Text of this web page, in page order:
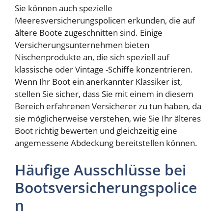
Sie können auch spezielle
Meeresversicherungspolicen erkunden, die auf
ältere Boote zugeschnitten sind. Einige
Versicherungsunternehmen bieten
Nischenprodukte an, die sich speziell auf
klassische oder Vintage -Schiffe konzentrieren.
Wenn Ihr Boot ein anerkannter Klassiker ist,
stellen Sie sicher, dass Sie mit einem in diesem
Bereich erfahrenen Versicherer zu tun haben, da
sie möglicherweise verstehen, wie Sie Ihr älteres
Boot richtig bewerten und gleichzeitig eine
angemessene Abdeckung bereitstellen können.
Häufige Ausschlüsse bei
Bootsversicherungspolice
n